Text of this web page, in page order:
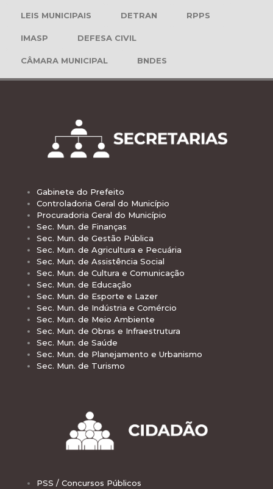
LEIS MUNICIPAIS DETRAN RPPS
IMASP DEFESA CIVIL
CÂMARA MUNICIPAL BNDES
Gabinete do Prefeito
Controladoria Geral do Município
Procuradoria Geral do Município
Sec. Mun. de Finanças
Sec. Mun. de Gestão Pública
Sec. Mun. de Agricultura e Pecuária
Sec. Mun. de Assistência Social
Sec. Mun. de Cultura e Comunicação
Sec. Mun. de Educação
Sec. Mun. de Esporte e Lazer
Sec. Mun. de Indústria e Comércio
Sec. Mun. de Meio Ambiente
Sec. Mun. de Obras e Infraestrutura
Sec. Mun. de Saúde
Sec. Mun. de Planejamento e Urbanismo
Sec. Mun. de Turismo
PSS / Concursos Públicos